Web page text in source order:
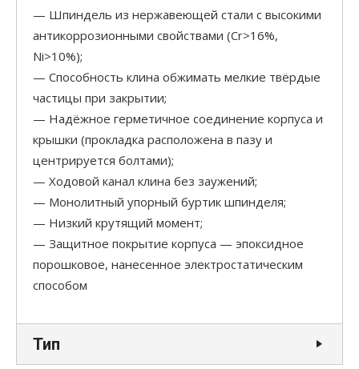
— Шпиндель из нержавеющей стали с высокими
антикоррозионными свойствами (Cr>16%,
Ni>10%);
— Способность клина обжимать мелкие твёрдые
частицы при закрытии;
— Надёжное герметичное соединение корпуса и
крышки (прокладка расположена в пазу и
центрируется болтами);
— Ходовой канал клина без заужений;
— Монолитный упорный буртик шпинделя;
— Низкий крутящий момент;
— Защитное покрытие корпуса — эпоксидное
порошковое, нанесенное электростатическим
способом
Тип